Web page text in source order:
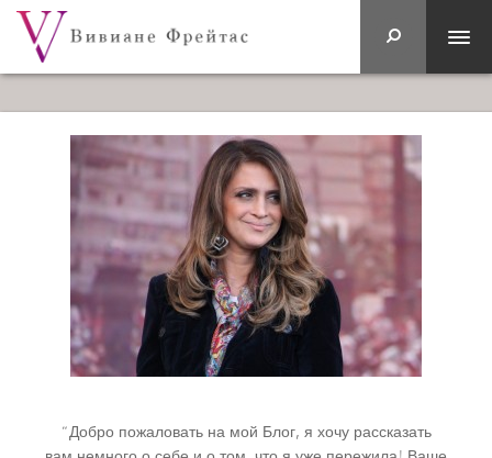
“Добро пожаловать на мой Блог, я хочу рассказать